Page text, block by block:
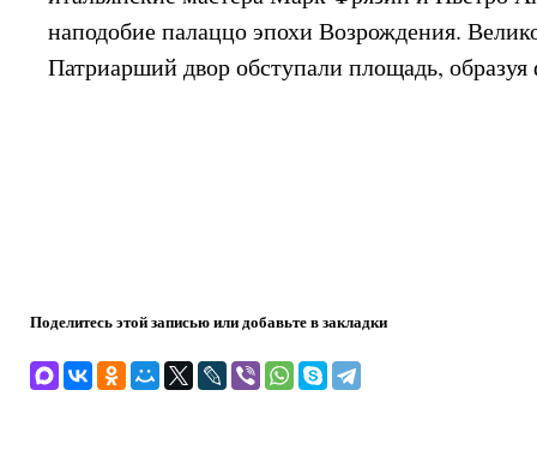
наподобие палаццо эпохи Возрождения.
Патриарший двор обступали площадь, образуя
Поделитесь этой записью или добавьте в закладки